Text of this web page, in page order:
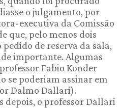
o julgamento, por
executiva da Comissão
que, pelo menos dois
de reserva da sala,
importante. Algumas
Fabio Konder
se poderiam assinar em
Dalmo Dallari).
depois, o professor Dallari